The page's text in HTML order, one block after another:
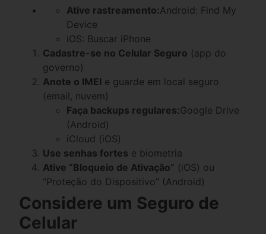
Ative rastreamento:Android: Find My
Device
iOS: Buscar iPhone
Cadastre-se no Celular Seguro (app do
governo)
Anote o IMEI e guarde em local seguro
(email, nuvem)
Faça backups regulares:Google Drive
(Android)
iCloud (iOS)
Use senhas fortes e biometria
Ative “Bloqueio de Ativação” (iOS) ou
“Proteção do Dispositivo” (Android)
Considere um Seguro de
Celular